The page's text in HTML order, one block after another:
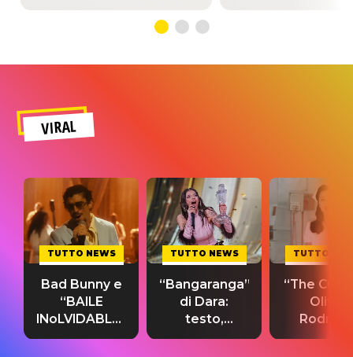
VIRAL
TUTTO NEWS
Bad Bunny e
“BAILE
INoLVIDABLE”:
testo,
TUTTO NEWS
“Bangaranga”
di Dara:
testo,
traduzione e
TUTTO
“The
Olivia
testo,